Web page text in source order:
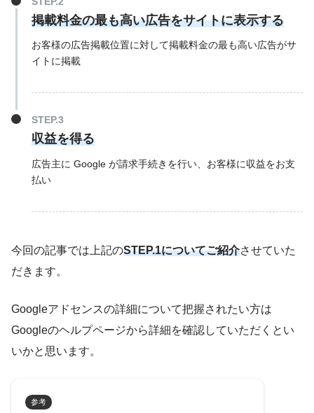
掲載料金の最も高い広告をサイトに表示する
お客様の広告掲載位置に対して掲載料金の最も高い広告がサ
イトに掲載
収益を得る
広告主に Google が請求手続きを行い、お客様に収益をお支
払い
今回の記事では上記のSTEP.1についてご紹介させていた
だきます。
Googleアドセンスの詳細について把握されたい方は
Googleのヘルプページから詳細を確認していただくとい
いかと思います。
参考